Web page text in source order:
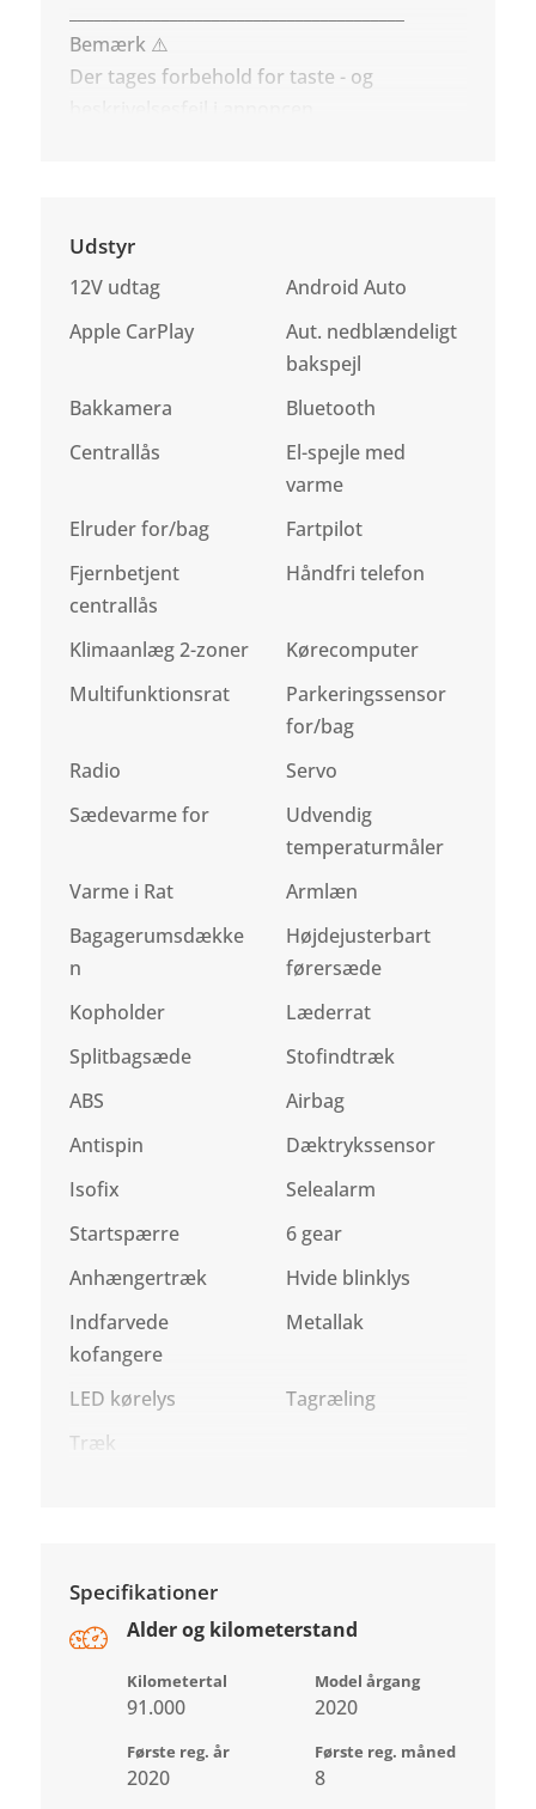
Bemærk ⚠️
Der tages forbehold for taste - og
Udstyr
12V udtag
Android Auto
Apple CarPlay
Aut. nedblændeligt
bakspejl
Bakkamera
Bluetooth
Centrallås
El-spejle med
varme
Elruder for/bag
Fartpilot
Fjernbetjent
centrallås
Håndfri telefon
Klimaanlæg 2-zoner
Kørecomputer
Multifunktionsrat
Parkeringssensor
for/bag
Radio
Servo
Sædevarme for
Udvendig
temperaturmåler
Varme i Rat
Armlæn
Bagagerumsdække
n
Højdejusterbart
førersæde
Kopholder
Læderrat
Splitbagsæde
Stofindtræk
ABS
Airbag
Antispin
Dæktrykssensor
Isofix
Selealarm
Startspærre
6 gear
Anhængertræk
Hvide blinklys
Indfarvede
kofangere
Metallak
LED kørelys
Tagræling
Træk
Specifikationer
Alder og kilometerstand
Kilometertal
91.000
Model årgang
2020
Første reg. år
2020
Første reg. måned
8